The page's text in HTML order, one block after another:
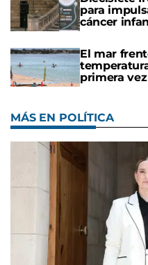
para
cáncer
El mar
primera
MÁS EN POLÍTICA